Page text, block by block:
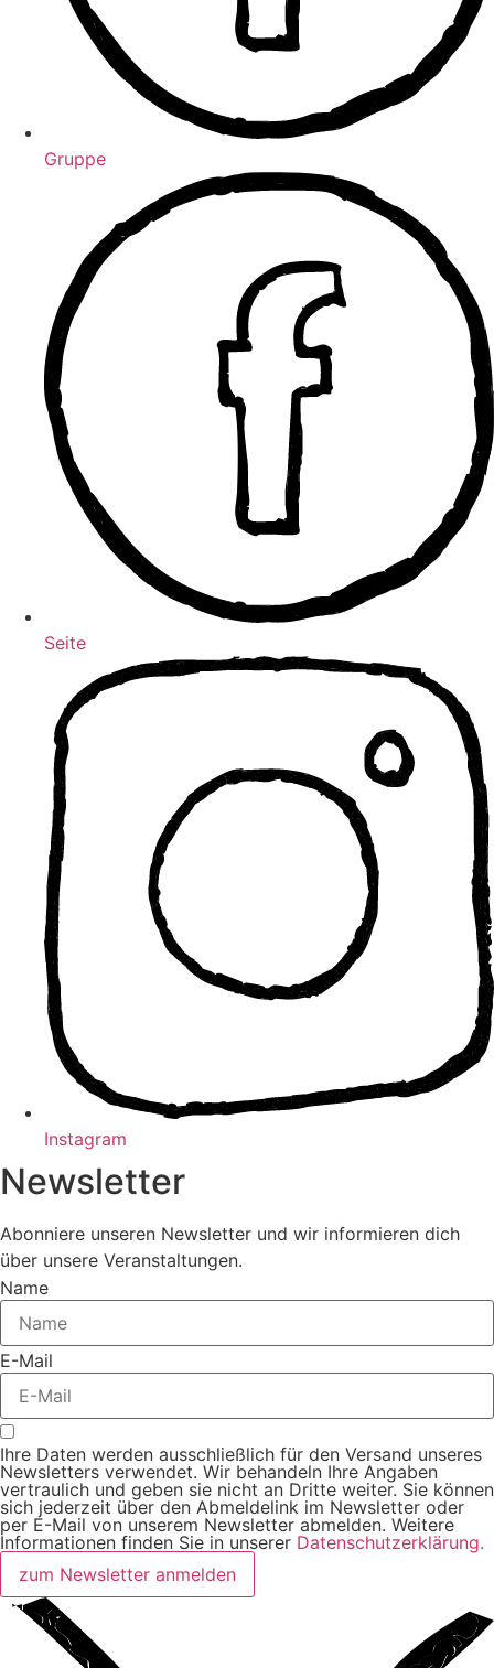
Gruppe
Seite
Instagram
Newsletter
Abonniere unseren Newsletter und wir informieren dich
über unsere Veranstaltungen.
Name
E-Mail
Ihre Daten werden ausschließlich für den Versand unseres
Newsletters verwendet. Wir behandeln Ihre Angaben
vertraulich und geben sie nicht an Dritte weiter. Sie können
sich jederzeit über den Abmeldelink im Newsletter oder
per E-Mail von unserem Newsletter abmelden. Weitere
Informationen finden Sie in unserer Datenschutzerklärung.
zum Newsletter anmelden